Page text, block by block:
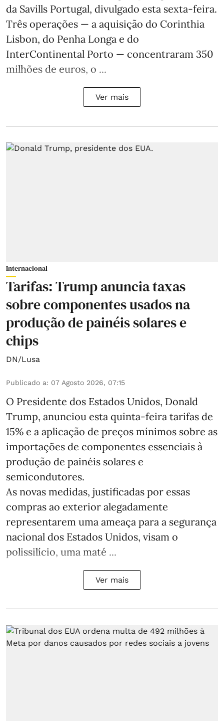
da Savills Portugal, divulgado esta sexta-feira.
Três operações — a aquisição do Corinthia
Lisbon, do Penha Longa e do
InterContinental Porto — concentraram 350
milhões de euros, o ...
Ver mais
Internacional
Tarifas: Trump anuncia taxas
sobre componentes usados na
produção de painéis solares e
chips
DN/Lusa
Publicado a: 07 Agosto 2026, 07:15
O Presidente dos Estados Unidos, Donald
Trump, anunciou esta quinta-feira tarifas de
15% e a aplicação de preços mínimos sobre as
importações de componentes essenciais à
produção de painéis solares e
semicondutores.
As novas medidas, justificadas por essas
compras ao exterior alegadamente
representarem uma ameaça para a segurança
nacional dos Estados Unidos, visam o
polissilício, uma maté ...
Ver mais